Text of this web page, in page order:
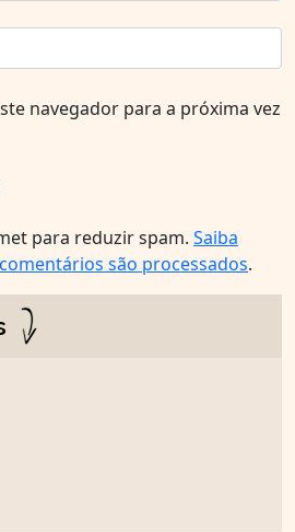
navegador para a próxima vez
para reduzir spam. Saiba
são processados.